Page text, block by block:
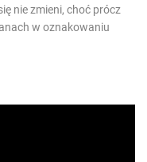
nie zmieni, choć prócz
w oznakowaniu